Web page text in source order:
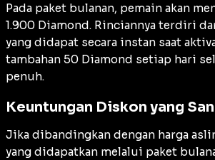
Pada paket bulanan, pemain akan
1.900 Diamond. Rinciannya terdiri
yang didapat secara instan saat
tambahan 50 Diamond setiap hari
penuh.
Keuntungan Diskon yang
Jika dibandingkan dengan harga
yang didapatkan melalui paket